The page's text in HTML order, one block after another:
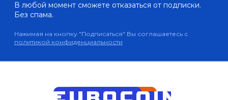
В любой момент сможете отказаться от подписки.
Без спама.
Нажимая на кнопку "Подписаться" Вы соглашаетесь с
политикой конфиденциальности